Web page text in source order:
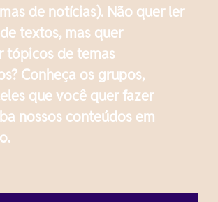
de notícias). Não quer ler
textos, mas quer
tópicos de temas
Conheça os grupos,
que você quer fazer
nossos conteúdos em